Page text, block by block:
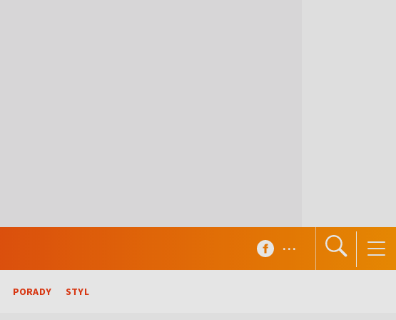
PORADY STYL
...